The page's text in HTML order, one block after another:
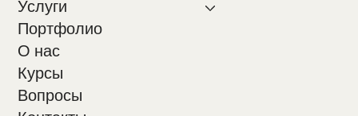
Услуги
Портфолио
О нас
Курсы
Вопросы